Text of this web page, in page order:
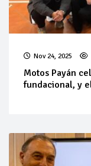
Nov 24, 2025
Motos Payán
fundacional, y